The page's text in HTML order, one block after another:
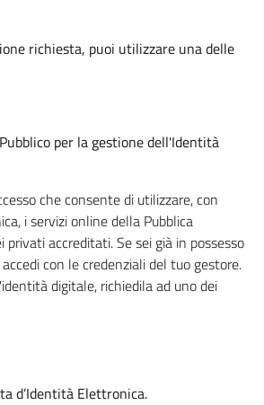
richiesta, puoi utilizzare una delle
per la gestione dell'Identità
che consente di utilizzare, con
i servizi online della Pubblica
accreditati. Se sei già in possesso
con le credenziali del tuo gestore.
digitale, richiedila ad uno dei
d’Identità Elettronica.